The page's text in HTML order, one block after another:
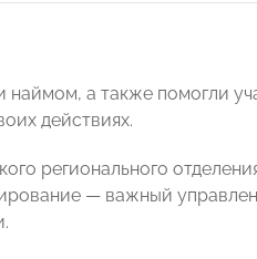
а также помогли
действиях.
регионального
— важный